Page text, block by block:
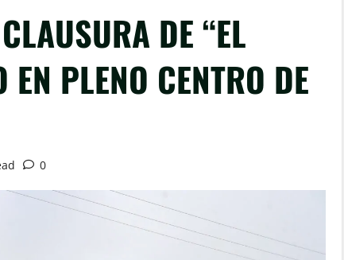
DE “EL
PLENO CENTRO DE
0